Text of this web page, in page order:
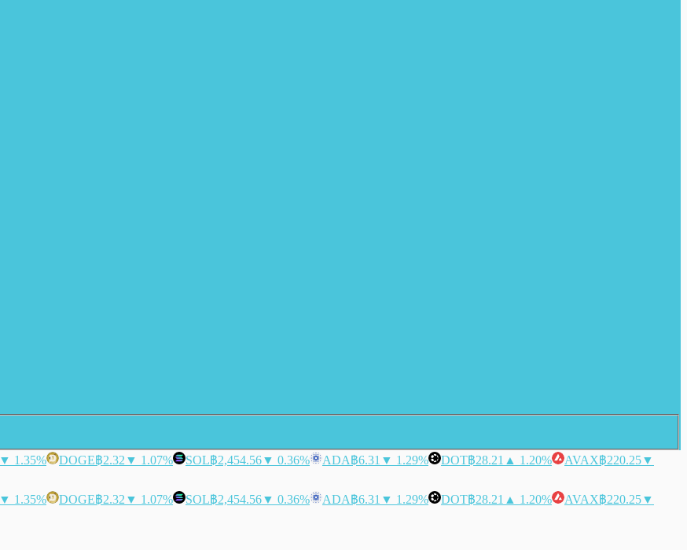
▼ 1.35% DOGE฿2.32 ▼ 1.07% SOL฿2,454.56▼ 0.36% ADA฿6.31 ▼ 1.29% DOT฿28.21 ▲ 1.20% AVAX฿220.25▼
▼ 1.35% DOGE฿2.32 ▼ 1.07% SOL฿2,454.56▼ 0.36% ADA฿6.31 ▼ 1.29% DOT฿28.21 ▲ 1.20% AVAX฿220.25▼